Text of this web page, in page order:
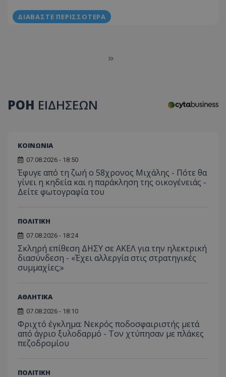
ΔΙΑΒΆΣΤΕ ΠΕΡΙΣΣΌΤΕΡΑ
ΡΟΗ ΕΙΔΗΣΕΩΝ
ΚΟΙΝΩΝΙΑ
07.08.2026 - 18:50
Έφυγε από τη ζωή ο 58χρονος Μιχάλης - Πότε θα
γίνει η κηδεία και η παράκληση της οικογένειάς -
Δείτε φωτογραφία του
ΠΟΛΙΤΙΚΗ
07.08.2026 - 18:24
Σκληρή επίθεση ΔΗΣΥ σε ΑΚΕΛ για την ηλεκτρική
διασύνδεση - «Έχει αλλεργία στις στρατηγικές
συμμαχίες;»
ΑΘΛΗΤΙΚΑ
07.08.2026 - 18:10
Φριχτό έγκλημα: Νεκρός ποδοσφαιριστής μετά
από άγριο ξυλοδαρμό - Τον χτύπησαν με πλάκες
πεζοδρομίου
ΠΟΛΙΤΙΚΗ